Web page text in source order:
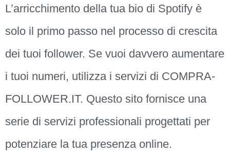
L’arricchimento della tua bio di Spotify è
solo il primo passo nel processo di crescita
dei tuoi follower. Se vuoi davvero aumentare
i tuoi numeri, utilizza i servizi di COMPRA-
FOLLOWER.IT. Questo sito fornisce una
serie di servizi professionali progettati per
potenziare la tua presenza online.